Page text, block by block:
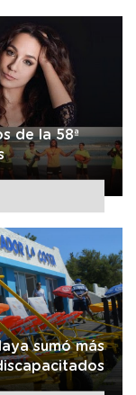
de la 58ª
sumó más